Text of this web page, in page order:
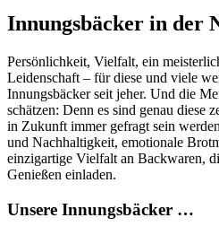
Innungsbäcker in der
Persönlichkeit, Vielfalt, ein
Leidenschaft – für diese und viele
Innungsbäcker seit jeher. Und die
schätzen: Denn es sind genau diese
in Zukunft immer gefragt sein
und Nachhaltigkeit, emotionale
einzigartige Vielfalt an Backwaren,
Genießen einladen.
Unsere Innungsbäcker …